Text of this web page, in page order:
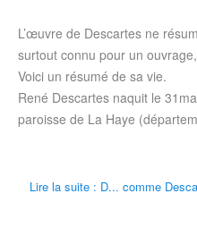
L’œuvre de Descartes ne
surtout connu pour un
Voici un résumé de sa vie.
René Descartes naquit le
paroisse de La Haye
Lire la suite : D... comme